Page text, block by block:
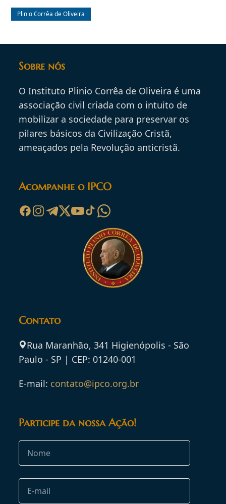
Plinio Corrêa de Oliveira
Sobre nós
O Instituto Plinio Corrêa de Oliveira é uma
associação civil criada com o intuito de
mobilizar a sociedade para preservar os
pilares básicos da Civilização Cristã,
ameaçados pela Revolução anticristã.
Acompanhe o IPCO
Contato
Rua Maranhão, 341 Higienópolis - São
Paulo - SP | CEP: 01240-001
E-mail: contato@ipco.org.br
Participe da nossa Ação!